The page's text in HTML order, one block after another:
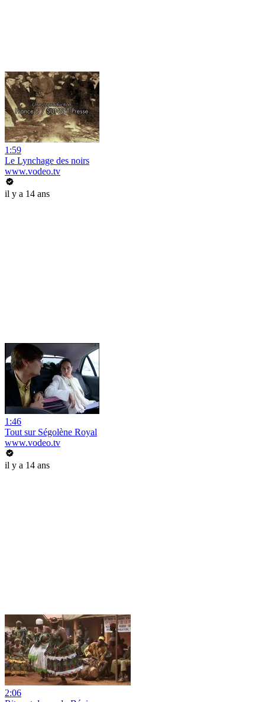
1:59
Le Lynchage des noirs
www.vodeo.tv
il y a 14 ans
1:46
Tout sur Ségolène Royal
www.vodeo.tv
il y a 14 ans
2:06